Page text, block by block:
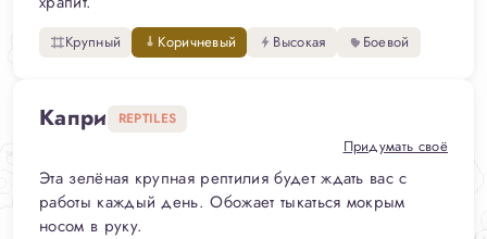
Крупный Коричневый Высокая Боевой
Капри REPTILES
Придумать своё
Эта зелёная крупная рептилия будет ждать вас с
работы каждый день. Обожает тыкаться мокрым
носом в руку.